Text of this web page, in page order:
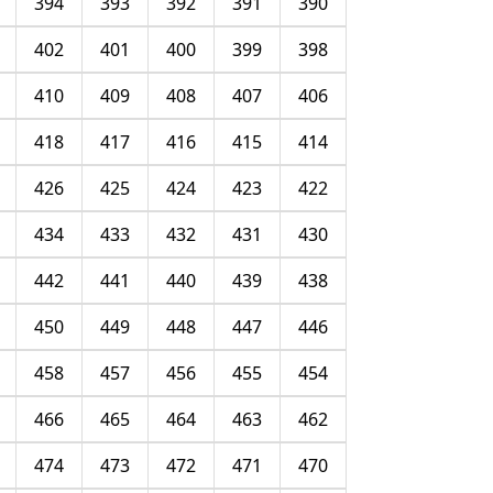
398
399
400
401
402
406
407
408
409
410
414
415
416
417
418
422
423
424
425
426
430
431
432
433
434
438
439
440
441
442
446
447
448
449
450
454
455
456
457
458
462
463
464
465
466
470
471
472
473
474